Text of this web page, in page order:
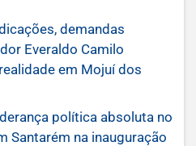
demandas
Everaldo Camilo
em Mojuí dos
política absoluta no
Santarém na inauguração